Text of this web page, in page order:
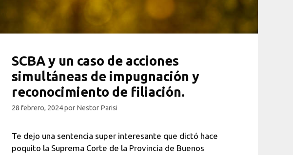
SCBA y un caso de acciones
simultáneas de impugnación y
reconocimiento de filiación.
28 febrero, 2024por Nestor Parisi
Te dejo una sentencia super interesante que dictó hace
poquito la Suprema Corte de la Provincia de Buenos